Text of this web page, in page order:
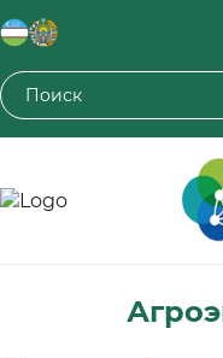
Toshkent davlat agrar